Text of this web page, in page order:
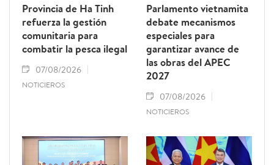
Provincia de Ha Tinh
refuerza la gestión
comunitaria para
combatir la pesca ilegal
07/08/2026
NOTICIEROS
Parlamento vietnamita
debate mecanismos
especiales para
garantizar avance de
las obras del APEC
2027
07/08/2026
NOTICIEROS